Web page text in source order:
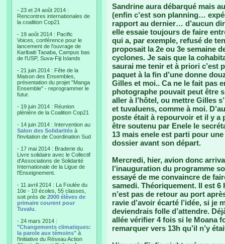
- 23 et 24 août 2014 :
Rencontres internationales de
la coalition Cop21
- 19 août 2014 : Pacific
Voices, conférence pour le
lancement de l'ouvrage de
Karibaiti Taoaba, Campus bas
de l'USP, Suva-Fiji Islands
- 21 juin 2014 : Fête de la
Maison des Ensembles,
présentation du projet "Manga
Ensemble" - reprogrammer le
futur.
- 19 juin 2014 : Réunion
plénière de la Coalition Cop21
- 14 juin 2014 : Intervention au
Salon des Solidarités à
l'invitation de Coordination Sud
- 17 mai 2014 : Braderie du
Livre solidaire avec le Collectif
d'Associations de Solidarité
Internationale de la Ligue de
l'Enseignement.
- 11 avril 2014 : La Foulée du
10e - 10 écoles, 55 classes,
soit près de 2000 élèves de
primaire courent pour
Tuvalu
- 24 mars 2014 :
"Changements climatiques:
la parole aux témoins" à
l'initiative du Réseau Action
Sandrine aura débarqué mais
(enfin c’est son planning…
rapport au dernier… d’aucun
elle essaie toujours de faire
qui a, par exemple, refusé de
proposait la 2e ou 3e semaine
cyclones. Je sais que la
saurai me tenir et à priori c’est
paquet à la fin d’une donne
Gilles et moi.. Ca ne le fait pas
photographe pouvait peut être
aller à l’hôtel, ou mettre Gilles
et tuvaluens, comme à moi.
poste était à repourvoir et il y
être soutenu par Enele le
13 mais enele est parti pour
dossier avant son départ.
Mercredi, hier, avion donc
l’inauguration du programme
essayé de me convaincre de
samedi. Théoriquement. Il est
n’est pas de retour au port
ravie d’avoir écarté l’idée, si je
deviendrais folle d’attendre.
allée vérifier 4 fois si le Moana
remarquer vers 13h qu’il n’y